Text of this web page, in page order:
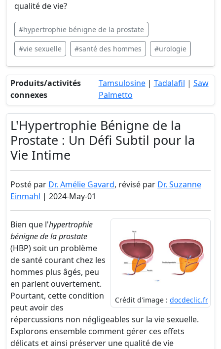
qualité de vie?
#hypertrophie bénigne de la prostate
#vie sexuelle #santé des hommes #urologie
Produits/activités
connexes
Tamsulosine| Tadalafil | Saw
Palmetto
L'Hypertrophie Bénigne de la
Prostate : Un Défi Subtil pour la
Vie Intime
Posté par Dr. Amélie Gavard, révisé par Dr. Suzanne
Einmahl | 2024-May-01
Crédit d'image : docdeclic.fr
Bien que l'hypertrophie
bénigne de la prostate
(HBP) soit un problème
de santé courant chez les
hommes plus âgés, peu
en parlent ouvertement.
Pourtant, cette condition
peut avoir des
répercussions non négligeables sur la vie sexuelle.
Explorons ensemble comment gérer ces effets
délicats et ainsi préserver une qualité de vie